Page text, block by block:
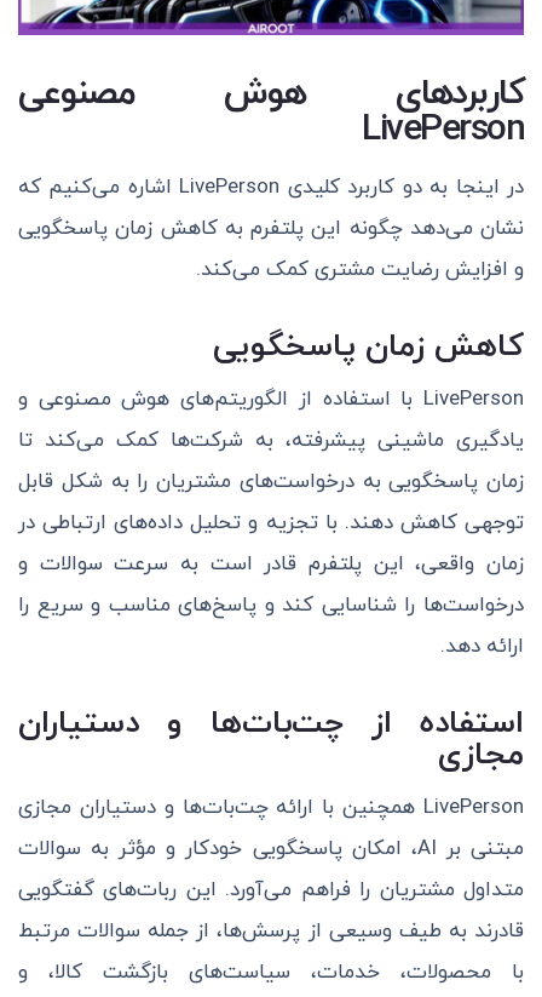
کاربردهای هوش مصنوعی
LivePerson
در اینجا به دو کاربرد کلیدی LivePerson اشاره می‌کنیم که
نشان می‌دهد چگونه این پلتفرم به کاهش زمان پاسخگویی
و افزایش رضایت مشتری کمک می‌کند.
کاهش زمان پاسخگویی
LivePerson با استفاده از الگوریتم‌های هوش مصنوعی و
یادگیری ماشینی پیشرفته، به شرکت‌ها کمک می‌کند تا
زمان پاسخگویی به درخواست‌های مشتریان را به شکل قابل
توجهی کاهش دهند. با تجزیه و تحلیل داده‌های ارتباطی در
زمان واقعی، این پلتفرم قادر است به سرعت سوالات و
درخواست‌ها را شناسایی کند و پاسخ‌های مناسب و سریع را
ارائه دهد.
استفاده از چت‌بات‌ها و دستیاران
مجازی
LivePerson همچنین با ارائه چت‌بات‌ها و دستیاران مجازی
مبتنی بر AI، امکان پاسخگویی خودکار و مؤثر به سوالات
متداول مشتریان را فراهم می‌آورد. این ربات‌های گفتگویی
قادرند به طیف وسیعی از پرسش‌ها، از جمله سوالات مرتبط
با محصولات، خدمات، سیاست‌های بازگشت کالا، و